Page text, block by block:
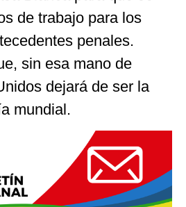
de trabajo para los
penales.
sin esa mano de
dejará de ser la
mundial.